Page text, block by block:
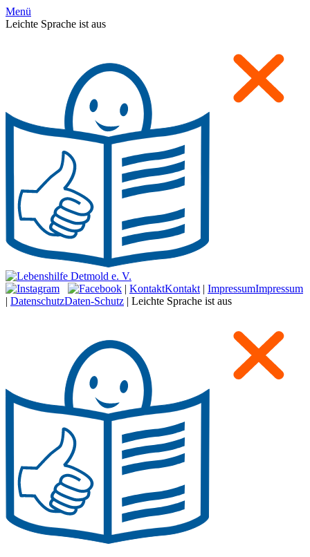
Menü
Leichte Sprache ist aus
| KontaktKontakt | ImpressumImpressum
| DatenschutzDaten-Schutz | Leichte Sprache ist aus